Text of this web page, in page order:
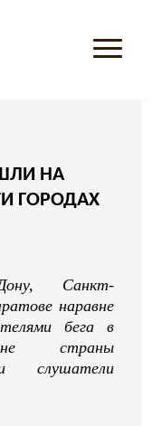
НА
ГОРОДАХ
Санкт-
наравне
бега в
страны
слушатели